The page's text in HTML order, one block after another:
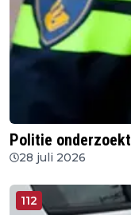
Politie
28 juli 2026
112